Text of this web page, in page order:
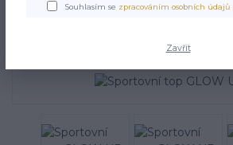
Sportovní top
Souhlasím se zpracováním osobních údajů
Zavřít